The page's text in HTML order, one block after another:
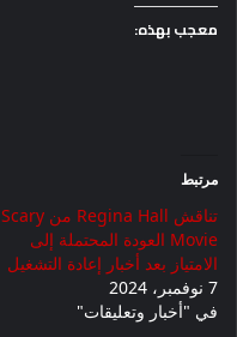
معجب بهذه:
مرتبط
تناقش Regina Hall من Scary
Movie العودة المحتملة إلى
الامتياز بعد أخبار إعادة التشغيل
7 نوفمبر، 2024
في "أخبار وتعليقات"